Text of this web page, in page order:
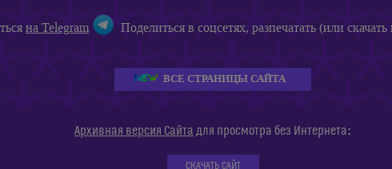
на Telegram Поделиться в соцсетях, разпечатать (или
ВСЕ СТРАНИЦЫ САЙТА
Архивная версия Сайта для просмотра без Интернета:
СКАЧАТЬ САЙТ